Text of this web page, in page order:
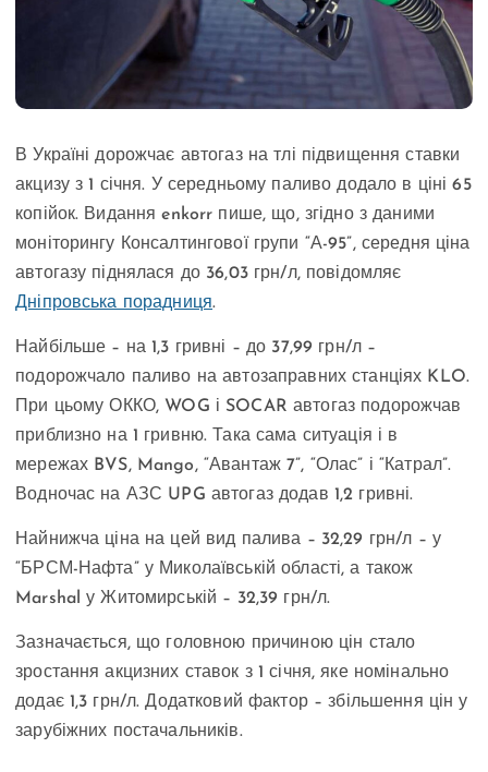
В Україні дорожчає автогаз на тлі підвищення ставки
акцизу з 1 січня. У середньому паливо додало в ціні 65
копійок. Видання enkorr пише, що, згідно з даними
моніторингу Консалтингової групи “А-95”, середня ціна
автогазу піднялася до 36,03 грн/л, повідомляє
Дніпровська порадниця.
Найбільше – на 1,3 гривні – до 37,99 грн/л –
подорожчало паливо на автозаправних станціях KLO.
При цьому ОККО, WOG і SOCAR автогаз подорожчав
приблизно на 1 гривню. Така сама ситуація і в
мережах BVS, Mango, “Авантаж 7”, “Олас” і “Катрал”.
Водночас на АЗС UPG автогаз додав 1,2 гривні.
Найнижча ціна на цей вид палива – 32,29 грн/л – у
“БРСМ-Нафта” у Миколаївській області, а також
Marshal у Житомирській – 32,39 грн/л.
Зазначається, що головною причиною цін стало
зростання акцизних ставок з 1 січня, яке номінально
додає 1,3 грн/л. Додатковий фактор – збільшення цін у
зарубіжних постачальників.